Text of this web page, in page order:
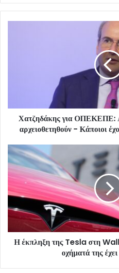
Χατζηδάκης για ΟΠΕΚΕΠΕ:
αρχειοθετηθούν - Κάποιοι
Η έκπληξη της Tesla στη
οχήματά της